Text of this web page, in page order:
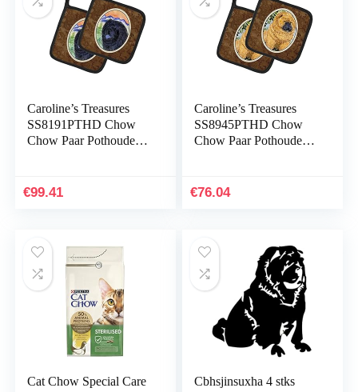
Caroline’s Treasures
SS8191PTHD Chow
Chow Paar Pothouders,
€99.41
Caroline’s Treasures
SS8945PTHD Chow
Chow Paar Pothouders,
€76.04
Cat Chow Special Care
Cbhsjinsuxha 4 stks